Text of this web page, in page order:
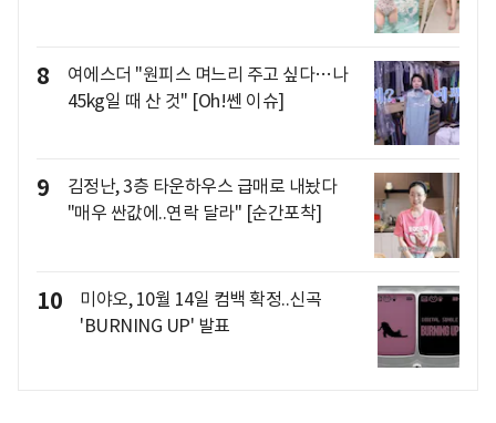
8
여에스더 "원피스 며느리 주고 싶다…나
45kg일 때 산 것" [Oh!쎈 이슈]
9
김정난, 3층 타운하우스 급매로 내놨다
"매우 싼값에..연락 달라" [순간포착]
10
미야오, 10월 14일 컴백 확정..신곡
'BURNING UP' 발표